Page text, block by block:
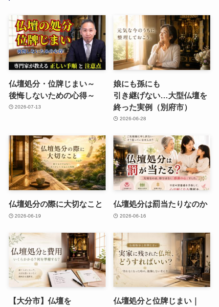
仏壇処分・位牌じまい​～
後悔しないための​心得～
2026-07-13
娘にも​孫にも​
引き継げない…​大型仏壇を​
終った​実例​（別府市）
2026-06-28
仏壇処分の​際に​大切な​こと
2026-06-19
仏壇処分は​罰当たりなのか
2026-06-16
【大分市】仏壇を​
仏壇処分と​位牌じまい​｜